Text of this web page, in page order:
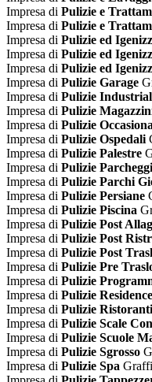
Impresa di Pulizie e
Impresa di Pulizie e
Impresa di Pulizie ed
Impresa di Pulizie ed
Impresa di Pulizie ed
Impresa di Pulizie Garage
Impresa di Pulizie
Impresa di Pulizie
Impresa di Pulizie
Impresa di Pulizie Ospedali
Impresa di Pulizie Palestre
Impresa di Pulizie Parcheggi
Impresa di Pulizie Parchi
Impresa di Pulizie Persiane
Impresa di Pulizie Piscina
Impresa di Pulizie Post
Impresa di Pulizie Post
Impresa di Pulizie Post
Impresa di Pulizie Pre
Impresa di Pulizie
Impresa di Pulizie Residence
Impresa di Pulizie Ristoranti
Impresa di Pulizie Scale
Impresa di Pulizie Scuole
Impresa di Pulizie Sgrosso
Impresa di Pulizie Spa